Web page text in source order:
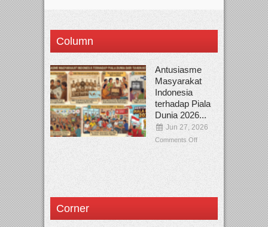
Column
Antusiasme
Masyarakat
Indonesia
terhadap Piala
Dunia 2026...
Jun 27, 2026
Comments Off
Corner